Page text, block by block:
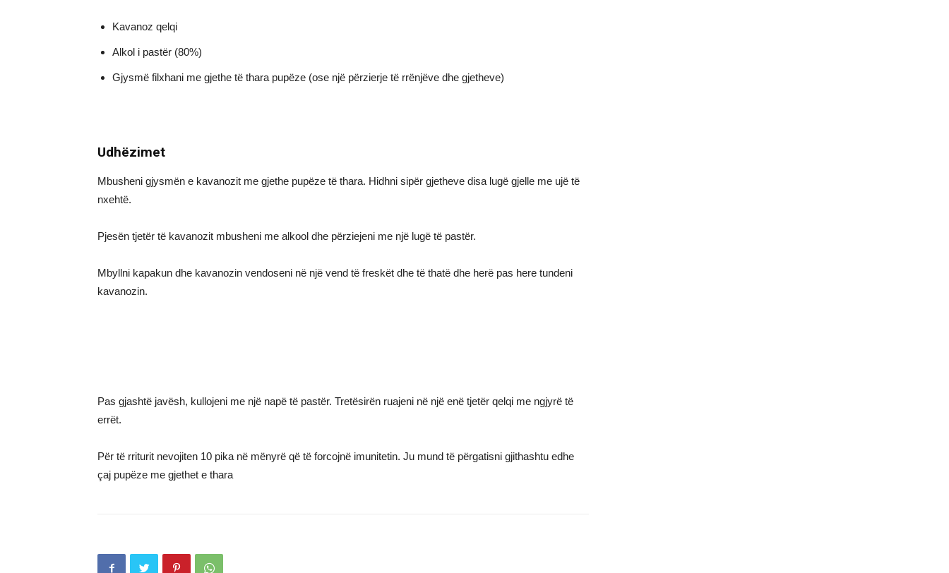
Kavanoz qelqi
Alkol i pastër (80%)
Gjysmë filxhani me gjethe të thara pupëze (ose një përzierje të rrënjëve dhe gjetheve)
Udhëzimet
Mbusheni gjysmën e kavanozit me gjethe pupëze të thara. Hidhni sipër gjetheve disa lugë gjelle me ujë të
nxehtë.
Pjesën tjetër të kavanozit mbusheni me alkool dhe përziejeni me një lugë të pastër.
Mbyllni kapakun dhe kavanozin vendoseni në një vend të freskët dhe të thatë dhe herë pas here tundeni
kavanozin.
Pas gjashtë javësh, kullojeni me një napë të pastër. Tretësirën ruajeni në një enë tjetër qelqi me ngjyrë të
errët.
Për të rriturit nevojiten 10 pika në mënyrë që të forcojnë imunitetin. Ju mund të përgatisni gjithashtu edhe
çaj pupëze me gjethet e thara